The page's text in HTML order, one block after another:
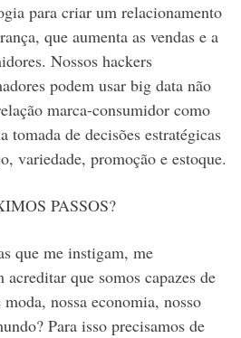
para criar um relacionamento
que aumenta as vendas e a
Nossos hackers
podem usar big data não
marca-consumidor como
tomada de decisões estratégicas
variedade, promoção e estoque.
PASSOS?
que me instigam, me
que somos capazes de
nossa economia, nosso
Para isso precisamos de